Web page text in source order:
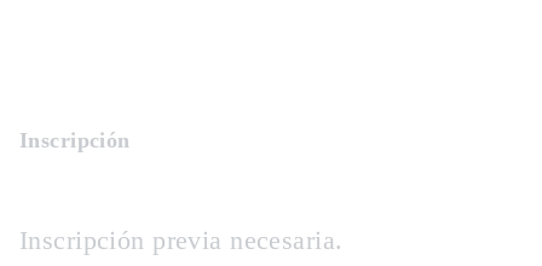
Inscripción
Inscripción previa necesaria.